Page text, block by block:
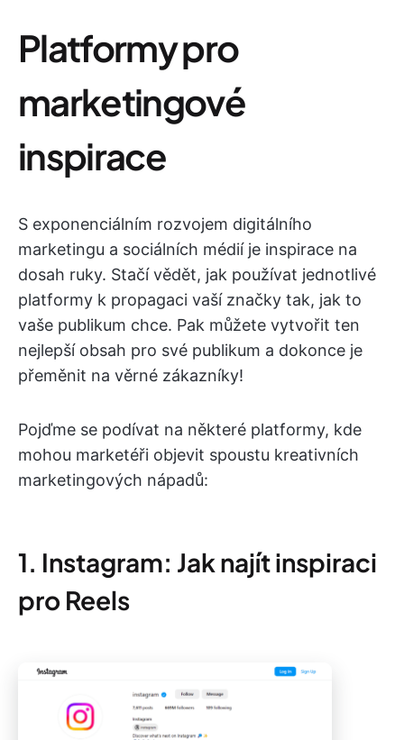
Platformy pro
marketingové
inspirace
S exponenciálním rozvojem digitálního
marketingu a sociálních médií je inspirace na
dosah ruky. Stačí vědět, jak používat jednotlivé
platformy k propagaci vaší značky tak, jak to
vaše publikum chce. Pak můžete vytvořit ten
nejlepší obsah pro své publikum a dokonce je
přeměnit na věrné zákazníky!
Pojďme se podívat na některé platformy, kde
mohou marketéři objevit spoustu kreativních
marketingových nápadů:
1. Instagram: Jak najít inspiraci
pro Reels